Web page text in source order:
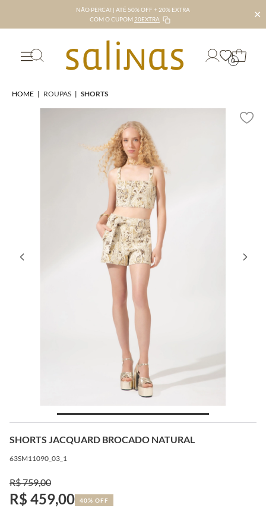
NÃO PERCA! | ATÉ 50% OFF + 20% EXTRA
COM O CUPOM 20EXTRA ✕
0
HOME | ROUPAS | SHORTS
SHORTS JACQUARD BROCADO NATURAL
63SM11090_03_1
R$ 759,00
R$ 459,00 40% OFF